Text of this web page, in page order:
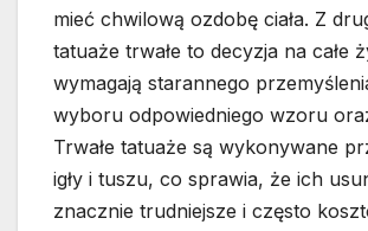
mieć chwilową ozdobę ciała. Z
tatuaże trwałe to decyzja na całe
wymagają starannego
wyboru odpowiedniego wzoru
Trwałe tatuaże są wykonywane
igły i tuszu, co sprawia, że ich
znacznie trudniejsze i często